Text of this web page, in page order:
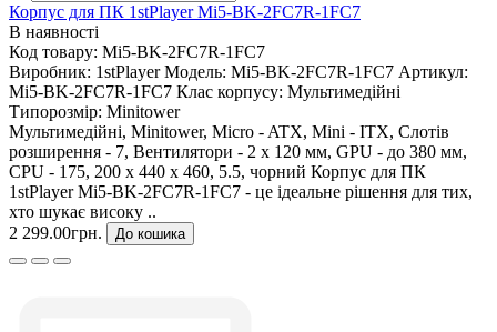
Корпус для ПК 1stPlayer Mi5-BK-2FC7R-1FC7
В наявності
Код товару: Mi5-BK-2FC7R-1FC7
Виробник: 1stPlayer Модель: Mi5-BK-2FC7R-1FC7 Артикул:
Mi5-BK-2FC7R-1FC7 Клас корпусу: Мультимедійні
Типорозмір: Minitower
Мультимедійні, Minitower, Micro - ATX, Mini - ITX, Слотів
розширення - 7, Вентилятори - 2 х 120 мм, GPU - до 380 мм,
CPU - 175, 200 х 440 х 460, 5.5, чорний Корпус для ПК
1stPlayer Mi5-BK-2FC7R-1FC7 - це ідеальне рішення для тих,
хто шукає високу ..
2 299.00грн.
До кошика